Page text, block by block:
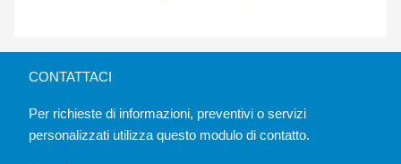
CONTATTACI
Per richieste di informazioni, preventivi o servizi
personalizzati utilizza questo modulo di contatto.